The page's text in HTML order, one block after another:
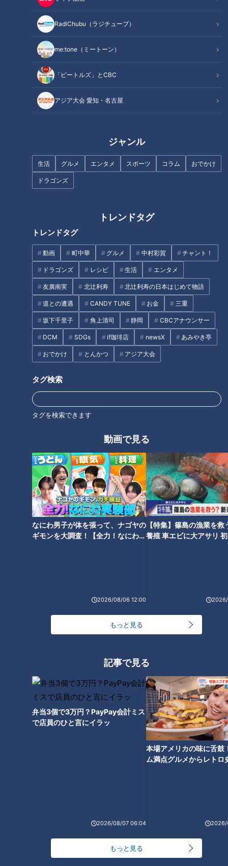
RadiChubu（ラジチューブ）
me:tone（ミートーン）
「ビートルズ」とCBC
アジア大会 愛知・名古屋
ジャンル
生活 グルメ エンタメ スポーツ コラム おでかけ
ドラゴンズ
トレンドタグ
トレンドタグ
動画 町中華 グルメ 中村彩賀 チャント！
ドラゴンズ レシピ 生活 エンタメ
友廣南実 北辻利寿 北辻利寿の日本はじめて物語
道との遭遇 CANDY TUNE お金 三重
坂下千里子 角上清司 静岡 CBCアナウンサー
DCM SDGs if珈琲店 newsX あみやき亭
おでかけ とんかつ アジア大会
タグ検索
タグを検索できます
動画で見る
なにわ男子が体を張って、ナゴヤの
ギモンを大調査！【全力！なにわ実
2026/08/06 12:00
【特集】篠島の漁業を救
養殖 車エビに大アサリ
もっと見る
記事で見る
弁当3個で3万円？PayPay会計ミス
で店員のひと言にイラッ
2026/08/07 06:04
本場アメリカの味に舌鼓
ム満点グルメからレトロ
2026/
もっと見る
【四国一周】軽トラ女子三田が
松山から下道で一周！グルメ＆
絶景ドライブ⑭
【四国一周】軽トラ女子三田が
松山から下道で一周！グルメ＆
絶景ドライブ⑱
【四国一周】軽トラ女子三田が
松山から下道で一周！グルメ＆
「すごく弾力がある！」自分で
釣った新鮮な“鳴門鯛”のお造り
に感激！グラビアアイドル・三
田悠貴の軽トラ四国一周の旅
【四国一周】軽トラ女子三田が
松山から下道で一周！グルメ＆
絶景ドライブ⑨
エンタメ 三田悠貴 道との遭遇
番組紹介
道との遭遇
「道との遭遇」動画
ミキがミチに出会うバラエティ！全国のユニークな「道」を変化球
11:56から放送。見逃し配信あり。
ホームページ
番組サイト
最新話の見逃し配信はこちら
を縦断して絶景・絶品を巡る㊺
を縦断して絶景・絶品を巡る㊹
【日本縦断】軽トラ女子が本州
を縦断して絶景・絶品を巡る旅